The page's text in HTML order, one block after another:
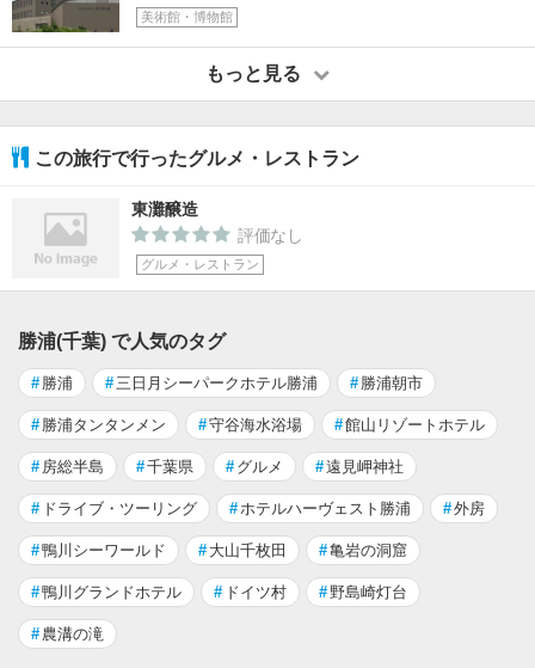
美術館・博物館
もっと見る
この旅行で行ったグルメ・レストラン
東灘醸造
評価なし
グルメ・レストラン
勝浦(千葉) で人気のタグ
# 勝浦 #三日月シーパークホテル勝浦 # 勝浦朝市
# 勝浦タンタンメン #守谷海水浴場 #館山リゾートホテル
# 房総半島 #千葉県 # グルメ #遠見岬神社
# ドライブ・ツーリング #ホテルハーヴェスト勝浦 #外房
#鴨川シーワールド # 大山千枚田 #亀岩の洞窟
#鴨川グランドホテル # ドイツ村 #野島崎灯台
# 農溝の滝